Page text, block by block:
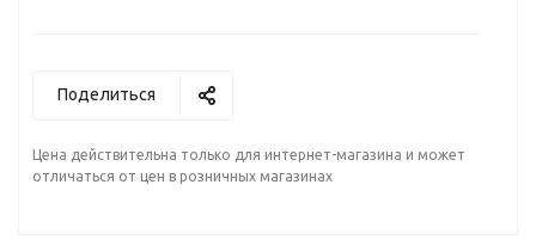
Поделиться
Цена действительна только для интернет-магазина и может
отличаться от цен в розничных магазинах